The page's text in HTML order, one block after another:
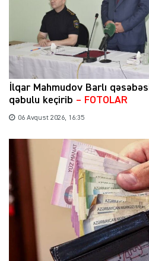
İlqar Mahmudov Barlı
qəbulu keçirib – FOTOLAR
06 Avqust 2026, 16:35